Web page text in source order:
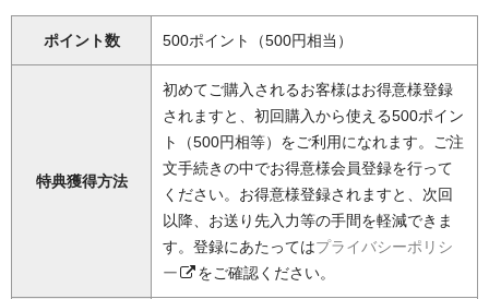
ポイント数 500ポイント（500円相当）
特典獲得方法
初めてご購入されるお客様はお得意様登録
されますと、初回購入から使える500ポイン
ト（500円相等）をご利用になれます。ご注
文手続きの中でお得意様会員登録を行って
ください。お得意様登録されますと、次回
以降、お送り先入力等の手間を軽減できま
す。登録にあたってはプライバシーポリシ
ー
をご確認ください。